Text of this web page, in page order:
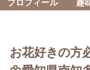
プロフィール 趣
お花好きの方